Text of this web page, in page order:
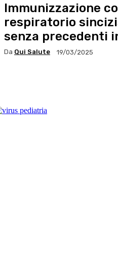
Immunizzazione
respiratorio
senza precedenti
Da Qui Salute 19/03/2025